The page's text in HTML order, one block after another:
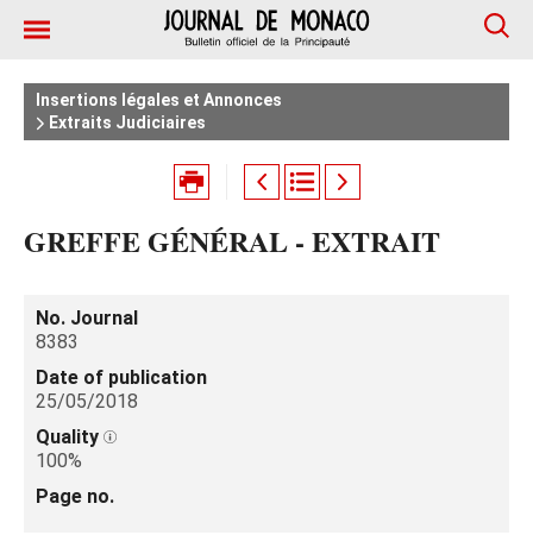
Insertions légales et Annonces
Extraits Judiciaires
GREFFE GÉNÉRAL - EXTRAIT
No. Journal
8383
Date of publication
25/05/2018
Quality
100%
Page no.